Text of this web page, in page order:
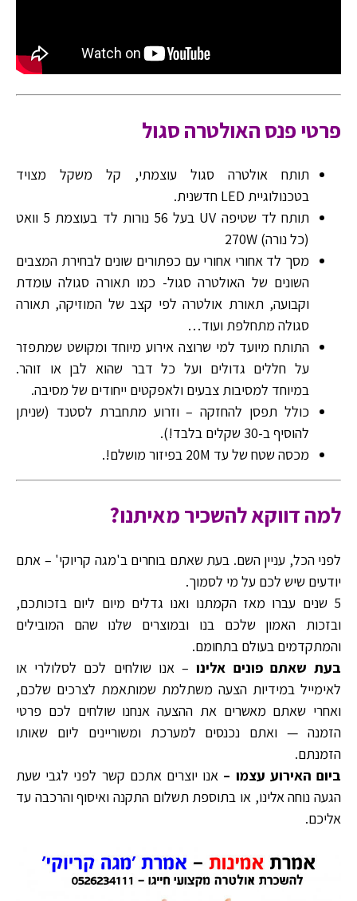
פרטי פנס האולטרה סגול
תותח אולטרה סגול עוצמתי, קל משקל מצויד
בטכנולוגיית LED חדשנית.
תותח לד שטיפה UV בעל 56 נורות לד בעוצמת 5 וואט
(כל נורה) 270W
מסך לד אחורי אחורי עם כפתורים שונים לבחירת המצבים
השונים של האולטרה סגול- כמו תאורה סגולה עומדת
וקבועה, תאורת אולטרה לפי קצב של המוזיקה, תאורה
סגולה מתחלפת ועוד…
התותח מיועד למי שרוצה אירוע מיוחד ומקושט שמתפזר
על חללים גדולים ועל כל דבר שהוא לבן או זוהר.
במיוחד למסיבות צבעים ולאפקטים ייחודים של מסיבה.
כולל תפסן להחזקה – וזרוע מתחברת לסטנד (שניתן
להוסיף ב-30 שקלים בלבד!).
מכסה שטח של עד 20M בפיזור מושלם!.
למה דווקא להשכיר מאיתנו?
לפני הכל, עניין השם. בעת שאתם בוחרים ב'מגה קריוקי' – אתם
יודעים שיש לכם על מי לסמוך.
5 שנים עברו מאז הקמתנו ואנו גדלים מיום ליום בזכותכם,
ובזכות האמון שלכם בנו ובמוצרים שלנו שהם המובילים
והמתקדמים בעולם בתחומם.
בעת שאתם פונים אלינו– אנו שולחים לכם לסלולרי או
לאימייל במידיות הצעה משתלמת שמותאמת לצרכים שלכם,
ואחרי שאתם מאשרים את ההצעה אנחנו שולחים לכם פרטי
הזמנה — ואתם נכנסים למערכת ומשוריינים ליום שאותו
הזמנתם.
ביום האירוע עצמו – אנו יוצרים אתכם קשר לפני לגבי שעת
הגעה נוחה אלינו, או בתוספת תשלום התקנה ואיסוף והרכבה עד
אליכם.